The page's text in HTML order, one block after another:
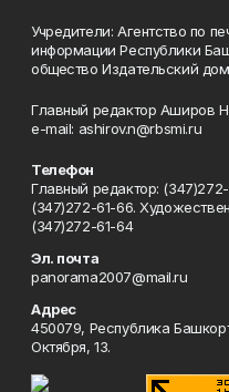
Учредители: Агентство по
информации Республики
общество Издательский
Главный редактор Аширов
e-mail: ashirov.n@rbsmi.ru
Телефон
Главный редактор:
(347)272-61-66.
(347)272-61-64
Эл. почта
panorama2007@mail.ru
Адрес
450079, Республика
Октября, 13.